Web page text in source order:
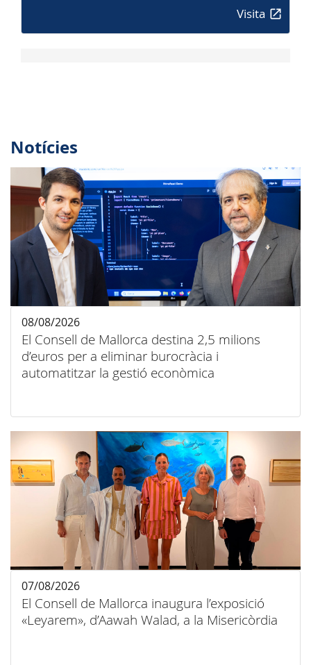
Visita
Notícies
El Consell de Mallorca destina 2,5 milions
d’euros per a eliminar burocràcia i
automatitzar la gestió econòmica
08/08/2026
El Consell de Mallorca inaugura l’exposició
«Leyarem», d’Aawah Walad, a la Misericòrdia
07/08/2026